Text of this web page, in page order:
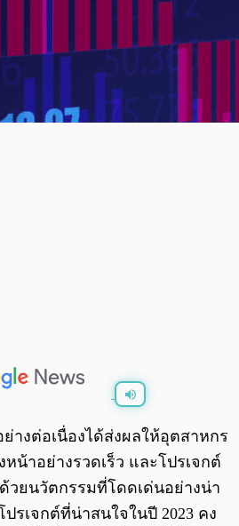
0:00
างต่อเนื่องได้ส่งผลให้อุตสาหกร
น้าอย่างรวดเร็ว และโปรเจกต์
วยนวัตกรรมที่โดดเด่นอย่างน่า
รเจกต์ที่น่าสนใจในปี 2023 คง